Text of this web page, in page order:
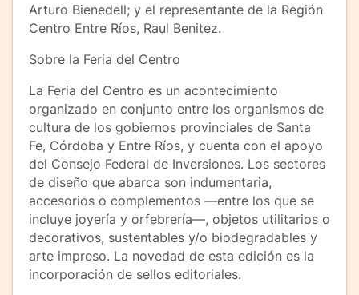
Arturo Bienedell; y el representante de la Región
Centro Entre Ríos, Raul Benitez.
Sobre la Feria del Centro
La Feria del Centro es un acontecimiento
organizado en conjunto entre los organismos de
cultura de los gobiernos provinciales de Santa
Fe, Córdoba y Entre Ríos, y cuenta con el apoyo
del Consejo Federal de Inversiones. Los sectores
de diseño que abarca son indumentaria,
accesorios o complementos —entre los que se
incluye joyería y orfebrería—, objetos utilitarios o
decorativos, sustentables y/o biodegradables y
arte impreso. La novedad de esta edición es la
incorporación de sellos editoriales.